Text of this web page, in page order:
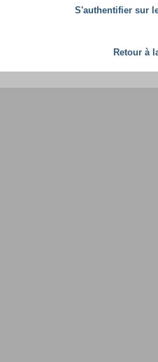
S'authentifier sur
Retour à